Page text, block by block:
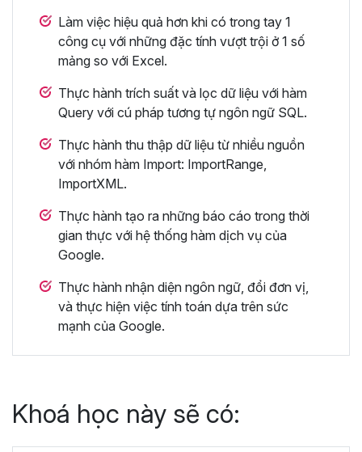
Làm việc hiệu quả hơn khi có trong tay 1
công cụ với những đặc tính vượt trội ở 1 số
mảng so với Excel.
Thực hành trích suất và lọc dữ liệu với hàm
Query với cú pháp tương tự ngôn ngữ SQL.
Thực hành thu thập dữ liệu từ nhiều nguồn
với nhóm hàm Import: ImportRange,
ImportXML.
Thực hành tạo ra những báo cáo trong thời
gian thực với hệ thống hàm dịch vụ của
Google.
Thực hành nhận diện ngôn ngữ, đổi đơn vị,
và thực hiện việc tính toán dựa trên sức
mạnh của Google.
Khoá học này sẽ có: